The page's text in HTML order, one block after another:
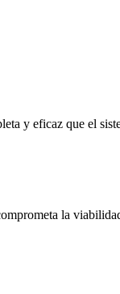
y eficaz que el
la